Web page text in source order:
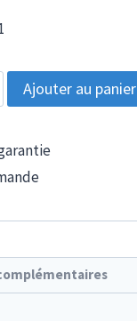
Ajouter au panier